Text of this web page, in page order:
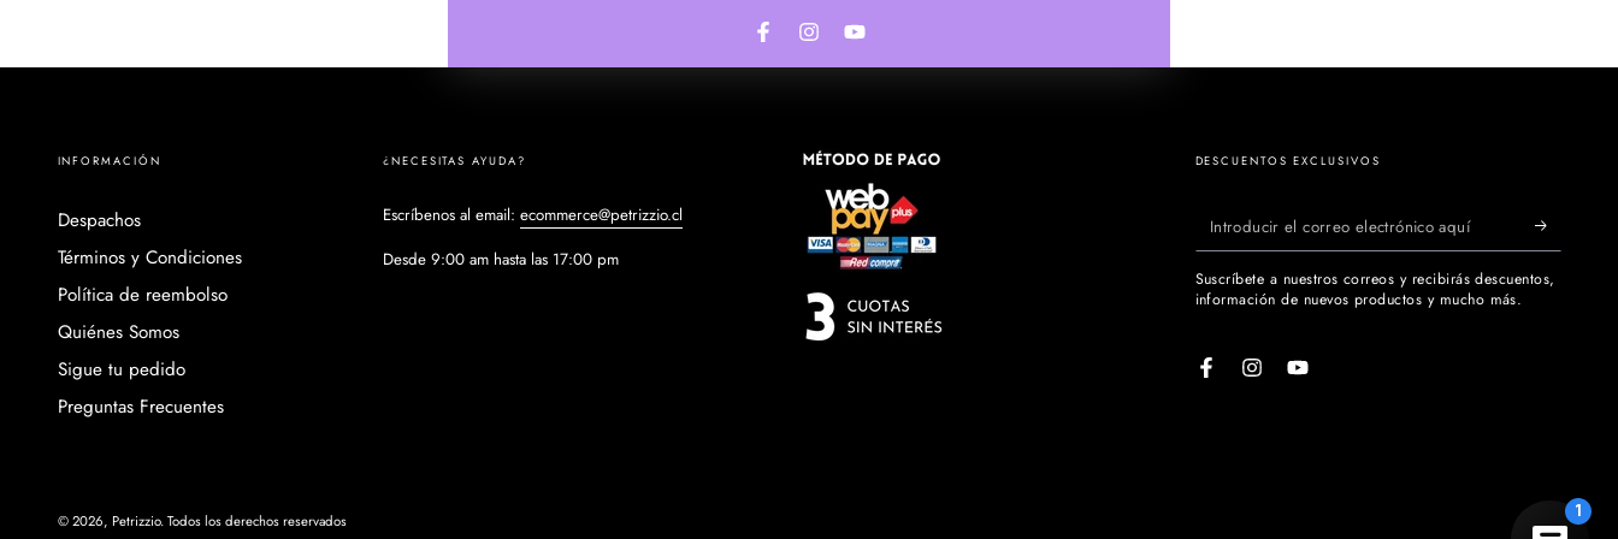
INFORMACIÓN
Despachos
Términos y Condiciones
Política de reembolso
Quiénes Somos
Sigue tu pedido
Preguntas Frecuentes
¿NECESITAS AYUDA?
Escríbenos al email:ecommerce@petrizzio.cl
Desde 9:00 am hasta las 17:00 pm
DESCUENTOS EXCLUSIVOS
Introducir
el
correo
aquí
Suscríbete a nuestros correos y recibirás descuentos,
información de nuevos productos y mucho más.
FacebookInstagramYouTube
© 2026, Petrizzio. Todos los derechos reservados
FacebookInstagramYouTube